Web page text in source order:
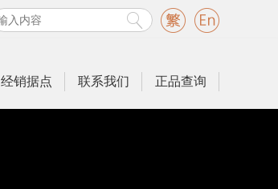
经销据点 联系我们 正品查询